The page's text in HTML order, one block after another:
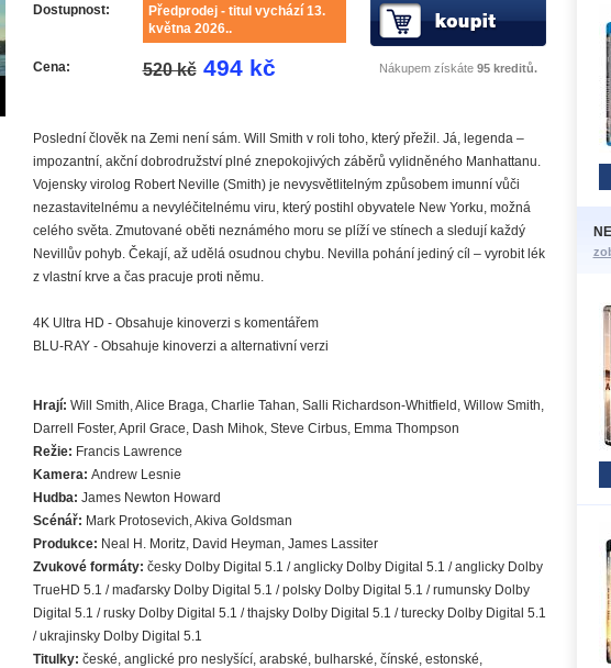
Dostupnost:
Předprodej - titul vychází 13.
května 2026..
Cena: 520 kč 494 kč Nákupem získáte 95 kreditů.
Poslední člověk na Zemi není sám. Will Smith v roli toho, který přežil. Já, legenda –
impozantní, akční dobrodružství plné znepokojivých záběrů vylidněného Manhattanu.
Vojensky virolog Robert Neville (Smith) je nevysvětlitelným způsobem imunní vůči
nezastavitelnému a nevyléčitelnému viru, který postihl obyvatele New Yorku, možná
celého světa. Zmutované oběti neznámého moru se plíží ve stínech a sledují každý
Nevillův pohyb. Čekají, až udělá osudnou chybu. Nevilla pohání jediný cíl – vyrobit lék
z vlastní krve a čas pracuje proti němu.
4K Ultra HD - Obsahuje kinoverzi s komentářem
BLU-RAY - Obsahuje kinoverzi a alternativní verzi
Hrají: Will Smith, Alice Braga, Charlie Tahan, Salli Richardson-Whitfield, Willow Smith,
Darrell Foster, April Grace, Dash Mihok, Steve Cirbus, Emma Thompson
Režie: Francis Lawrence
Kamera: Andrew Lesnie
Hudba: James Newton Howard
Scénář: Mark Protosevich, Akiva Goldsman
Produkce: Neal H. Moritz, David Heyman, James Lassiter
Zvukové formáty: česky Dolby Digital 5.1 / anglicky Dolby Digital 5.1 / anglicky Dolby
TrueHD 5.1 / maďarsky Dolby Digital 5.1 / polsky Dolby Digital 5.1 / rumunsky Dolby
Digital 5.1 / rusky Dolby Digital 5.1 / thajsky Dolby Digital 5.1 / turecky Dolby Digital 5.1
/ ukrajinsky Dolby Digital 5.1
Titulky: české, anglické pro neslyšící, arabské, bulharské, čínské, estonské,